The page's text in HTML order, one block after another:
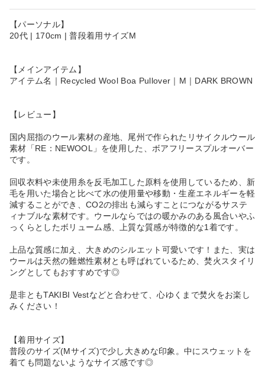
【パーソナル】
20代 | 170cm | 普段着用サイズM
【メインアイテム】
アイテム名｜Recycled Wool Boa Pullover｜M｜DARK BROWN
【レビュー】
国内屈指のウール素材の産地、尾州で作られたリサイクルウール
素材「RE：NEWOOL」を使用した、ボアフリースプルオーバー
です。
回収衣料や未使用糸を反毛加工した原料を使用しているため、新
毛を用いた場合と比べて水の使用量や移動・生産エネルギーを軽
減することができ、CO2の排出も減らすことにつながるサステ
ィナブルな素材です。ウールならではの暖かみのある風合いやふ
っくらとしたボリューム感、上質な質感が特徴的な1着です。
上品な質感に加え、大きめのシルエット可愛いです！また、実は
ウールは天然の難燃性素材とも呼ばれているため、焚火スタイリ
ングとしてもおすすめです◎
是非ともTAKIBI Vestなどと合わせて、心ゆくまで焚火をお楽し
みください！
【着用サイズ】
普段のサイズ(Mサイズ)で少し大きめな印象。中にスウェットを
着ても問題ないようなサイズ感です◎